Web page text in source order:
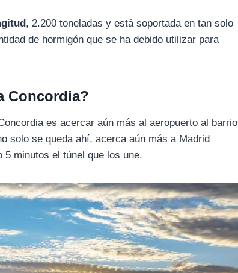
, 2.200 toneladas y está soportada en tan solo
de hormigón que se ha debido utilizar para
Concordia?
es acercar aún más al aeropuerto al barrio
solo se queda ahí, acerca aún más a Madrid
5 minutos el túnel que los une.